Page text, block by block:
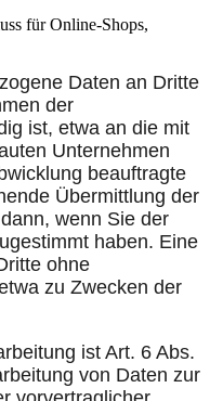
für Online-Shops,
Daten an Dritte
der
ist, etwa an die mit
Unternehmen
beauftragte
Übermittlung der
wenn Sie der
haben. Eine
ohne
zu Zwecken der
ist Art. 6 Abs.
von Daten zur